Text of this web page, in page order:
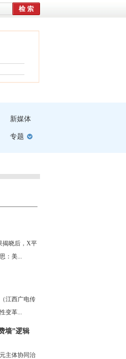
新媒体
专题
晓后，X平
：美...
江西广电传
变革...
墙”逻辑
主体协同治